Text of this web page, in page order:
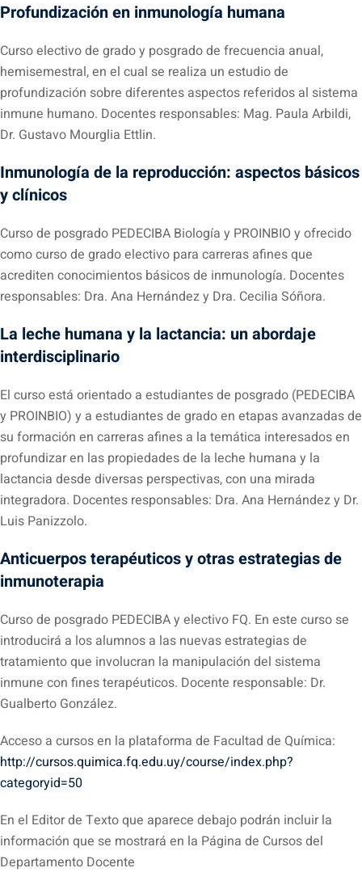
Profundización en inmunología humana
Curso electivo de grado y posgrado de frecuencia anual,
hemisemestral, en el cual se realiza un estudio de
profundización sobre diferentes aspectos referidos al sistema
inmune humano. Docentes responsables: Mag. Paula Arbildi,
Dr. Gustavo Mourglia Ettlin.
Inmunología de la reproducción: aspectos básicos
y clínicos
Curso de posgrado PEDECIBA Biología y PROINBIO y ofrecido
como curso de grado electivo para carreras afines que
acrediten conocimientos básicos de inmunología. Docentes
responsables: Dra. Ana Hernández y Dra. Cecilia Sóñora.
La leche humana y la lactancia: un abordaje
interdisciplinario
El curso está orientado a estudiantes de posgrado (PEDECIBA
y PROINBIO) y a estudiantes de grado en etapas avanzadas de
su formación en carreras afines a la temática interesados en
profundizar en las propiedades de la leche humana y la
lactancia desde diversas perspectivas, con una mirada
integradora. Docentes responsables: Dra. Ana Hernández y Dr.
Luis Panizzolo.
Anticuerpos terapéuticos y otras estrategias de
inmunoterapia
Curso de posgrado PEDECIBA y electivo FQ. En este curso se
introducirá a los alumnos a las nuevas estrategias de
tratamiento que involucran la manipulación del sistema
inmune con fines terapéuticos. Docente responsable: Dr.
Gualberto González.
Acceso a cursos en la plataforma de Facultad de Química:
http://cursos.quimica.fq.edu.uy/course/index.php?
categoryid=50
En el Editor de Texto que aparece debajo podrán incluir la
información que se mostrará en la Página de Cursos del
Departamento Docente